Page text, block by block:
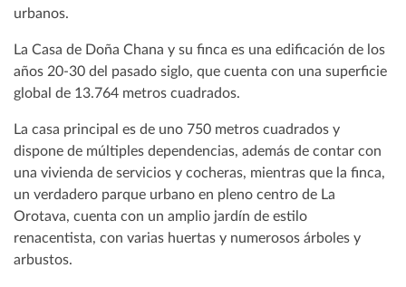
urbanos.
La Casa de Doña Chana y su finca es una edificación de los
años 20-30 del pasado siglo, que cuenta con una superficie
global de 13.764 metros cuadrados.
La casa principal es de uno 750 metros cuadrados y
dispone de múltiples dependencias, además de contar con
una vivienda de servicios y cocheras, mientras que la finca,
un verdadero parque urbano en pleno centro de La
Orotava, cuenta con un amplio jardín de estilo
renacentista, con varias huertas y numerosos árboles y
arbustos.